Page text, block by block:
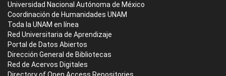
Universidad Nacional Autónoma de México
Coordinación de Humanidades UNAM
Toda la UNAM en línea
Red Universitaria de Aprendizaje
Portal de Datos Abiertos
Dirección General de Bibliotecas
Red de Acervos Digitales